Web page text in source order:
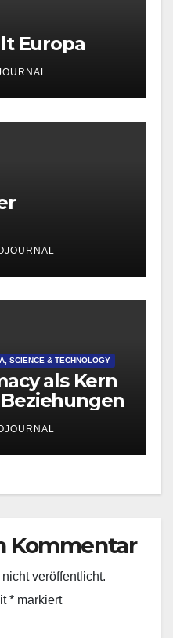
Europa
SCIENCE & TECHNOLOGY
als Kern
Kommentar
veröffentlicht.
* markiert